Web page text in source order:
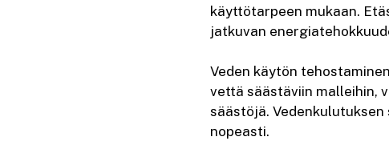
käyttötarpeen mukaan.
jatkuvan
Veden käytön
vettä säästäviin malleihin,
säästöjä.
nopeasti.